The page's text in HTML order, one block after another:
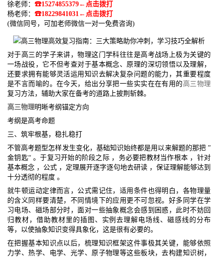
徐老师： ☎15274855379←点击拨打
杨老师： ☎18229841031←点击拨打
(微信同号，可加老师微信一对一免费咨询)
对于高三的学子来讲，物理这门学科往往是高考战场上极为关键的
一场战役，它不但考查对于基本概念、原理的深切领悟以及理解，
还要求拥有能够灵活运用知识去解决复杂问题的能力，其重要程度
是不言而喻的。在今天，给出分享把一些实实在在有用的 高三物理
复习方法，辅助大家在备考的道路上披荆斩棘。
高三物理明晰考纲锚定方向
考纲是高考命题
三、筑牢根基，稳扎稳打
不管高考题型怎样发生变化，基础知识始终都是用以来解题的那把 ”
金钥匙“ 。于复习开始的阶段之际 ，务必要把教材当作根本 ，针对
基本概念 ，公式 ，定理展开逐字逐句地去研读 ，保证理解能够达到
十分透彻的程度 。
就牛顿运动定律而言，公式需记住，适用条件也得明白，各物理量
的含义同样要清楚，不同情境下的应用更不可忽视。好多同学在学
习电场、磁场部分时，面对一些抽象概念会感到困惑，此时不妨回
归教材，借助教材里的插图、实例去理解电场线、磁感线的分布
等，以使抽象知识变得具象化，这是很有必要的。
在把握基本知识点以后，梳理知识框架这件事极其关键，能够依照
力学、热学、电学、光学、原子物理等这些板块，去构建知识树，